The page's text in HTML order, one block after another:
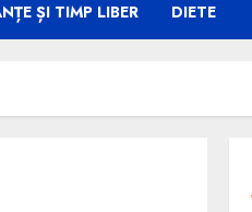
ȘI TIMP LIBER DIETE